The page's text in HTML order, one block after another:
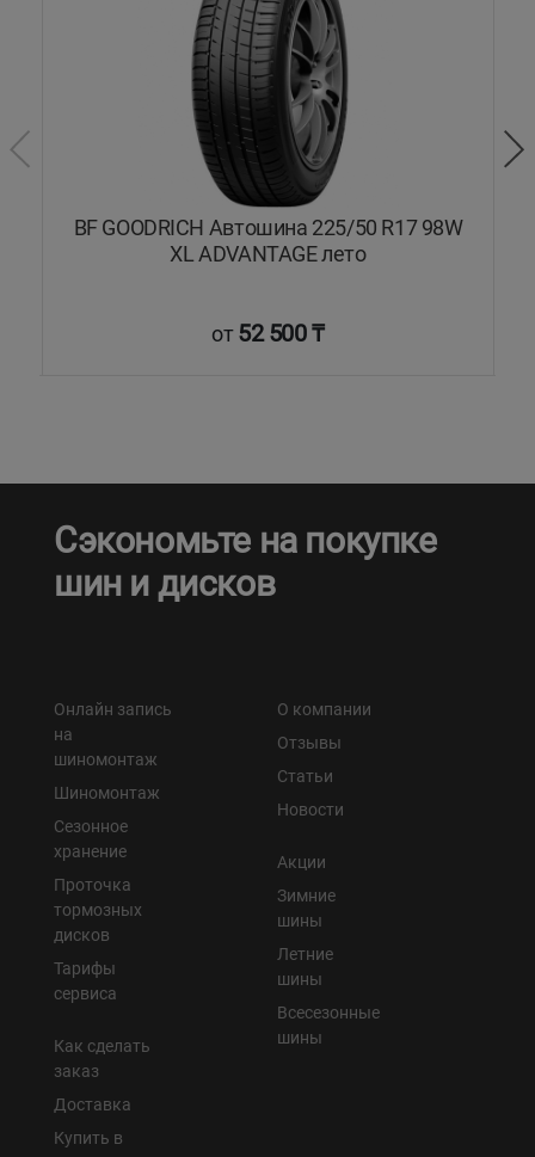
BF GOODRICH Автошина 225/50 R17 98W
XL ADVANTAGE лето
от52 500 ₸
Сэкономьте на покупке
шин и дисков
Онлайн запись
на
шиномонтаж
Шиномонтаж
Сезонное
хранение
Проточка
тормозных
дисков
Тарифы
сервиса
Как сделать
заказ
Доставка
Купить в
О компании
Отзывы
Статьи
Новости
Акции
Зимние
шины
Летние
шины
Всесезонные
шины